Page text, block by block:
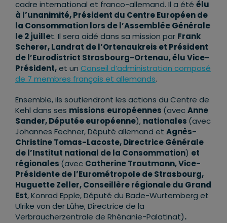
cadre international et franco-allemand. Il a été élu
à l’unanimité, Président du Centre Européen de
la Consommation lors de l’Assemblée Générale
le 2 juillet. Il sera aidé dans sa mission par Frank
Scherer, Landrat de l’Ortenaukreis et Président
de l’Eurodistrict Strasbourg-Ortenau, élu Vice-
Président,et un Conseil d’administration composé
de 7 membres français et allemands.
Ensemble, ils soutiendront les actions du Centre de
Kehl dans ses missions européennes (avecAnne
Sander, Députée européenne), nationales (avec
Johannes Fechner, Député allemand et Agnès-
Christine Tomas-Lacoste, Directrice Générale
de l’Institut national de la Consommation) et
régionales (avec Catherine Trautmann, Vice-
Présidente de l’Eurométropole de Strasbourg,
Huguette Zeller, Conseillère régionale du Grand
Est, Konrad Epple, Député du Bade-Wurtemberg et
Ulrike von der Lühe, Directrice de la
Verbraucherzentrale de Rhénanie-Palatinat).